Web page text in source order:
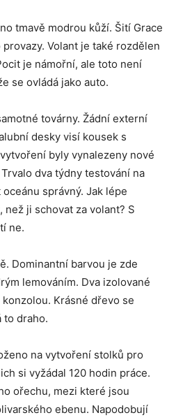
tmavě modrou kůží. Šití Grace
Volant je také rozdělen
je námořní, ale toto není
se ovládá jako auto.
továrny. Žádní externí
desky visí kousek s
byly vynalezeny nové
dva týdny testování na
správný. Jak lépe
ji schovat za volant? S
ne.
Dominantní barvou je zde
lemováním. Dva izolované
Krásné dřevo se
to draho.
na vytvoření stolků pro
si vyžádal 120 hodin práce.
ořechu, mezi které jsou
ebenu. Napodobují